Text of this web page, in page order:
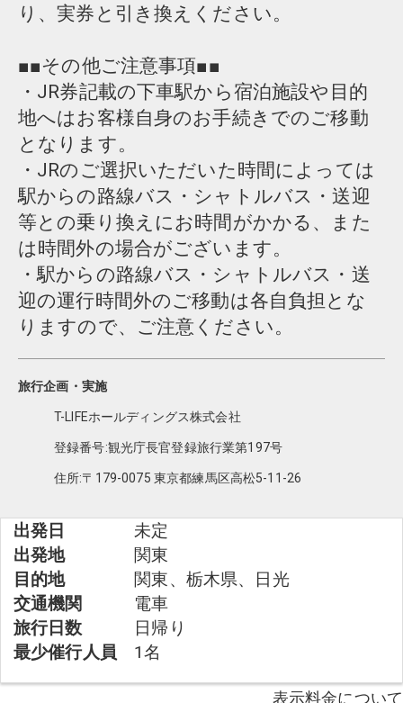
り、実券と引き換えください。
■■その他ご注意事項■■
・JR券記載の下車駅から宿泊施設や目的
地へはお客様自身のお手続きでのご移動
となります。
・JRのご選択いただいた時間によっては
駅からの路線バス・シャトルバス・送迎
等との乗り換えにお時間がかかる、また
は時間外の場合がございます。
・駅からの路線バス・シャトルバス・送
迎の運行時間外のご移動は各自負担とな
りますので、ご注意ください。
旅行企画・実施
T-LIFEホールディングス株式会社
登録番号:観光庁長官登録旅行業第197号
住所:〒179-0075 東京都練馬区高松5-11-26
出発日
未定
出発地
関東
目的地
関東、栃木県、日光
交通機関
電車
旅行日数
日帰り
最少催行人員
1名
表示料金について